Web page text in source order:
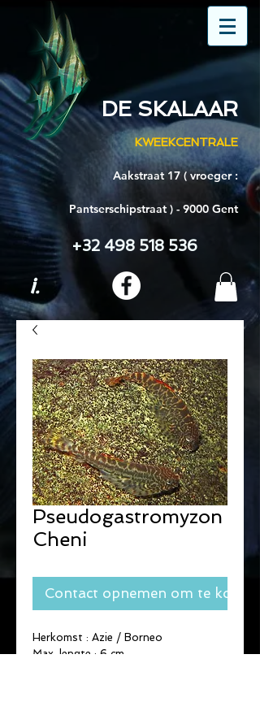
DE SKALAAR
KWEEKCENTRALE
Aakstraat 17 ( vroeger :
Pantserschipstraat ) - 9000 Gent
+32 498 518 536
i.
Pseudogastromyzon
Cheni
Contact opnemen om te kopen
Herkomst : Azie / Borneo
Max. lengte : 6 cm.